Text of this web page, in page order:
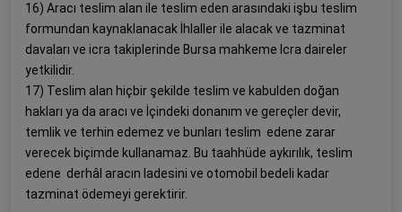
16) Aracı teslim alan ile teslim eden arasındaki işbu teslim
formundan kaynaklanacak İhlaller ile alacak ve tazminat
davaları ve icra takiplerinde Bursa mahkeme Icra daireler
yetkilidir.
17) Teslim alan hiçbir şekilde teslim ve kabulden doğan
hakları ya da aracı ve İçindeki donanım ve gereçler devir,
temlik ve terhin edemez ve bunları teslim edene zarar
verecek biçimde kullanamaz. Bu taahhüde aykırılık, teslim
edene derhâl aracın ladesini ve otomobil bedeli kadar
tazminat ödemeyi gerektirir.